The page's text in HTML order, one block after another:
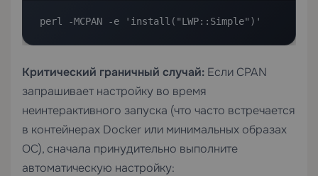
perl -MCPAN -e 'install("LWP::Simple")'
Критический граничный случай: Если CPAN
запрашивает настройку во время
неинтерактивного запуска (что часто встречается
в контейнерах Docker или минимальных образах
ОС), сначала принудительно выполните
автоматическую настройку: